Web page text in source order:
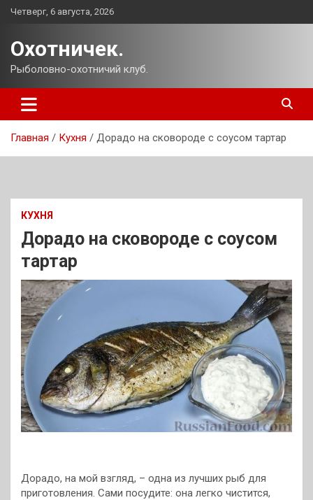
Перейти
Четверг, 6 августа, 2026
Охотничек.
Рыболовно-охотничий клуб.
Главная Кухня Дорадо на сковороде с соусом тартар
КУХНЯ
Дорадо на сковороде с соусом
тартар
Дорадо, на мой взгляд, – одна из лучших рыб для
приготовления. Сами посудите: она легко чистится,